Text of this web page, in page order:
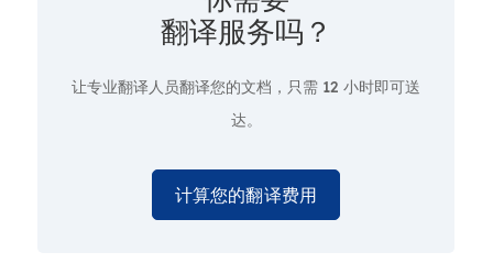
翻译服务吗？
让专业翻译人员翻译您的文档，只需 12 小时即可送
达。
计算您的翻译费用